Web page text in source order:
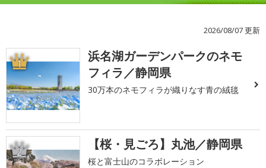
2026/08/07 更新
1
浜名湖ガーデンパークのネモ
フィラ／静岡県
30万本のネモフィラが織りなす青の絨毯
2 【桜・見ごろ】丸池／静岡県
桜と富士山のコラボレーション